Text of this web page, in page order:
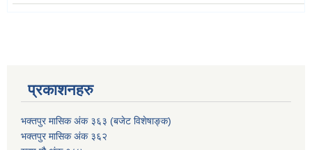
प्रकाशनहरु
भक्तपुर मासिक अंक ३६३ (बजेट विशेषाङ्क)
भक्तपुर मासिक अंक ३६२